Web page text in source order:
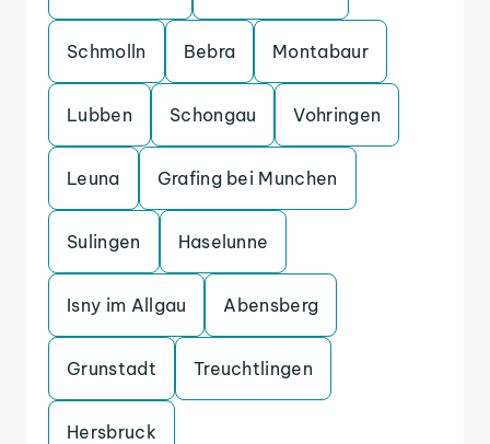
Schmolln Bebra Montabaur
Lubben Schongau Vohringen
Leuna Grafing bei Munchen
Sulingen Haselunne
Isny im Allgau Abensberg
Grunstadt Treuchtlingen
Hersbruck